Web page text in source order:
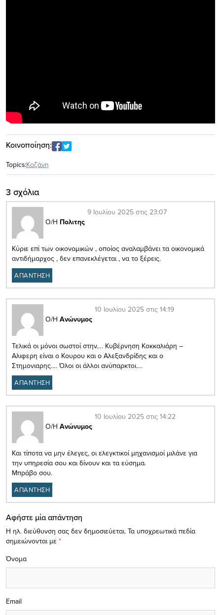
Κοινοποίηση:
Topics:Κοζάνη
3 σχόλια
Ο/Η Πολιτης
9 Ιουλίου 2025 στις 23:07
Κύριε επί των οικονομικών , οποίος αναλαμβάνει τα οικονομικά
αντιδήμαρχος , δεν επανεκλέγεται , να το ξέρεις.
ΑΠΑΝΤΗΣΗ
Ο/Η Ανώνυμος
10 Ιουλίου 2025 στις 14:19
Τελικά οι μόνοι σωστοί στην…. Κυβέρνηση Κοκκαλιάρη –
Αλιφερη είναι ο Κουρου και ο Αλεξανδρίδης και ο
Στημονιαρης…. Όλοι οι άλλοι ανύπαρκτοι….
ΑΠΑΝΤΗΣΗ
Ο/Η Ανώνυμος
10 Ιουλίου 2025 στις 14:22
Και τίποτα να μην έλεγες, οι ελεγκτικοί μηχανισμοί μιλάνε για
την υπηρεσία σου και δίνουν και τα εύσημα.
Μπράβο σου.
ΑΠΑΝΤΗΣΗ
Αφήστε μία απάντηση
Η ηλ. διεύθυνση σας δεν δημοσιεύεται. Τα υποχρεωτικά πεδία
σημειώνονται με *
Όνομα
Email